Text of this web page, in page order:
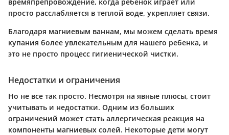
просто расслабляется в теплой воде, укрепляет связи.
Благодаря магниевым ваннам, мы можем сделать время
купания более увлекательным для нашего ребенка, и
это не просто процесс гигиенической чистки.
Недостатки и ограничения
Но не все так просто. Несмотря на явные плюсы, стоит
учитывать и недостатки. Одним из больших
ограничений может стать аллергическая реакция на
компоненты магниевых солей. Некоторые дети могут